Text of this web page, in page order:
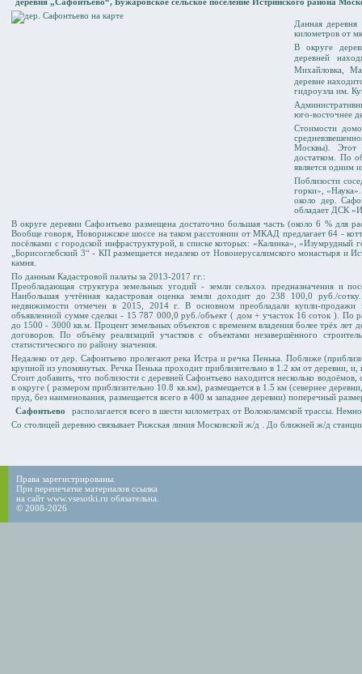
Данная деревня
километров от
В округе
деревней
Михайловка
деревне
гидроузла им.
юго-восточнее
Стоимости
Москвы). Этот
достатком. По
является одним
Поблизости
горки»,
около дер.
обладает ДСК
В округе деревни Сафонтьево размещена достаточно большая часть (около 6 % для
Вообще говоря, Новорижское шоссе на таком расстоянии от МКАД предлагает 64 -
посёлками с городской инфраструктурой, в списке которых: «Калинка», «Изумрудный
„Борисоглебский 3“ - КП размещается недалеко от Новоиерусалимского монастыря
камня.
По данным Кадастровой палаты за 2013-2017 гг.:
Преобладающая структура земельных угодий - земли сельхоз. предназначения и
Наибольшая учтённая кадастровая оценка земли доходит до 238 100,0 руб./
недвижимости отмечен в 2015, 2014 г. В основном преобладали купли-продажи
объявленной сумме сделки - 15 787 000,0 руб./объект ( дом + участок 16 соток ). По
до 1500 - 3000 кв.м. Процент земельных объектов с временем владения более трёх лет
договоров. По объёму реализаций участков c объектами незавершённого
статистического по району значения.
Недалеко от дер. Сафонтьево пролегают река Истра и речка Пенька. Поближе
крупной из упомянутых. Речка Пенька проходит приблизительно в 1.2 км от деревни, и,
Стоит добавить, что поблизости с деревней Сафонтьево находится несколько
в округе ( размером приблизительно 10.8 кв.км), размещается в 1.5 км (севернее
пруд, без наименования, размещается всего в 400 м западнее деревни) поперечный
Сафонтьево
располагается всего в шести километрах от Волоколамской трассы.
Со столицей деревню связывает Рижская линия Московской ж/д . До ближней ж/д
Права зарегистрированы.
При перепечатке материалов ссылка
на сайт www.vsesotki.ru обязательна.
© 2008-2026